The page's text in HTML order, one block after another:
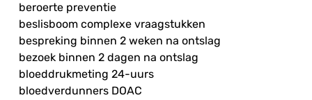
beroerte preventie
beslisboom complexe vraagstukken
bespreking binnen 2 weken na ontslag
bezoek binnen 2 dagen na ontslag
bloeddrukmeting 24-uurs
bloedverdunners DOAC